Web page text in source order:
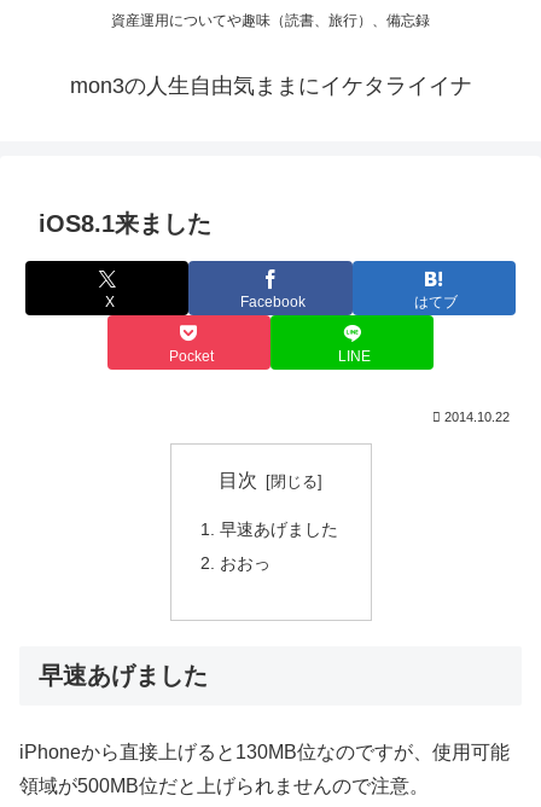
資産運用についてや趣味（読書、旅行）、備忘録
mon3の人生自由気ままにイケタライイナ
iOS8.1来ました
X Facebook はてブ
Pocket LINE
2014.10.22
目次
早速あげました
おおっ
早速あげました
iPhoneから直接上げると130MB位なのですが、使用可能
領域が500MB位だと上げられませんので注意。